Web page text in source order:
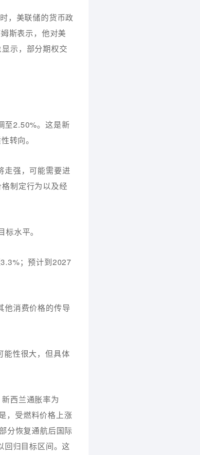
，美联储的货币政
斯表示，他对美
示，部分期权交
至2.50%。这是新
转向。
走强，可能需要进
制定行为以及经
水平。
；预计到2027
他消费价格的传导
能性很大，但具体
西兰通胀率为
，受燃料价格上涨
分恢复通航后国际
回归目标区间。这